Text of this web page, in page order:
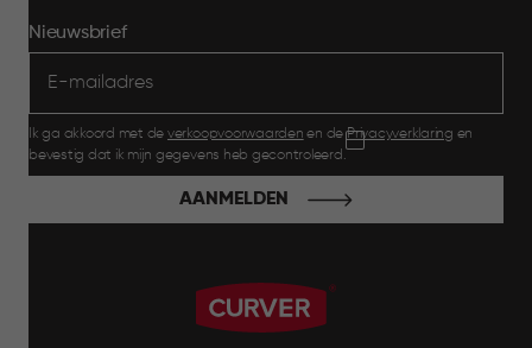
Nieuwsbrief
Ik ga akkoord met de verkoopvoorwaarden en dePrivacyverklaring en
bevestig dat ik mijn gegevens heb gecontroleerd.
AANMELDEN